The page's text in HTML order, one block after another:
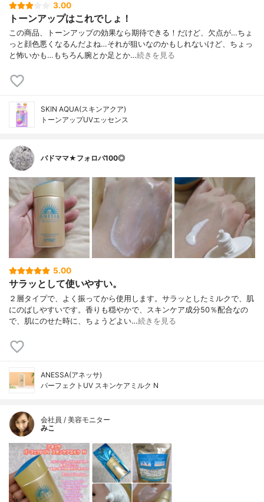
3.00
トーンアップはこれでしょ！
この商品、トーンアップの効果なら期待できる！だけど、欠点が…ちょ
っと顔色悪くなるんだよね…それが狙いなのかもしれないけど、ちょっ
と怖いかも…もちろん腕とか足とか…続きを見る
SKIN AQUA(スキンアクア)
トーンアップUVエッセンス
バドママ★フォロバ100◎
5.00
サラッとして使いやすい。
２層タイプで、よく振ってから使用します。サラッとしたミルクで、肌
にのばしやすいです。香りも穏やかで、スキンケア成分50％配合なの
で、肌にのせた時に、ちょうどよい…続きを見る
ANESSA(アネッサ)
パーフェクトUV スキンケアミルク N
会社員 / 美容モニター
みこ